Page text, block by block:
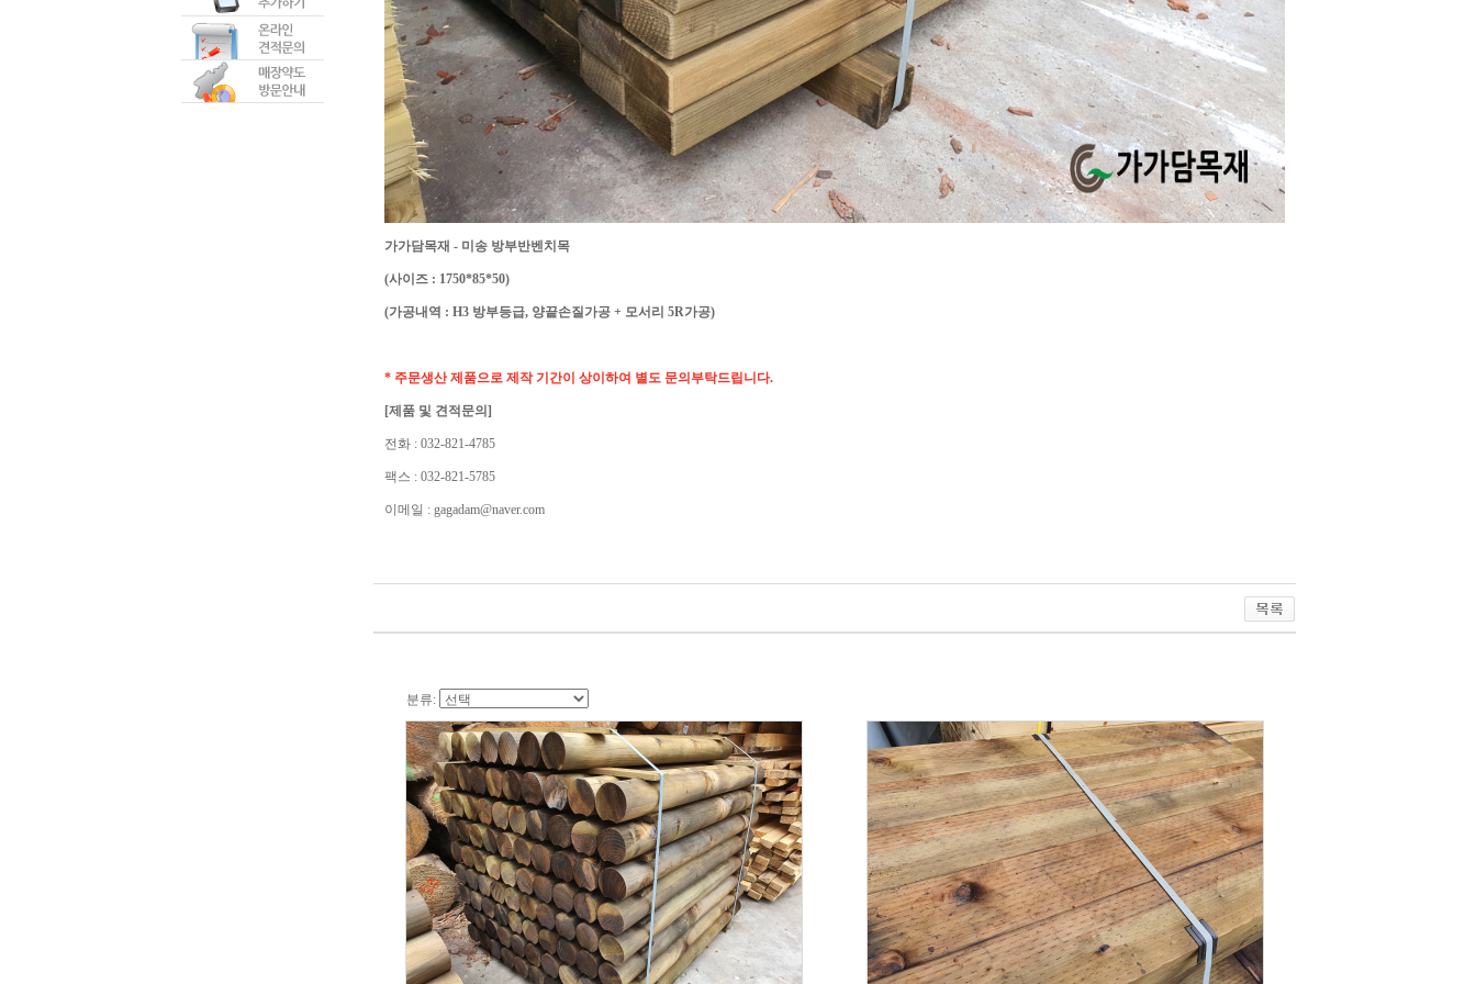
가가담목재 - 미송 방부반벤치목
(사이즈 : 1750*85*50)
(가공내역 : H3 방부등급, 양끝손질가공 + 모서리 5R가공)
* 주문생산 제품으로 제작 기간이 상이하여 별도 문의부탁드립니다.
[제품 및 견적문의]
전화 : 032-821-4785
팩스 : 032-821-5785
이메일 : gagadam@naver.com
분류: